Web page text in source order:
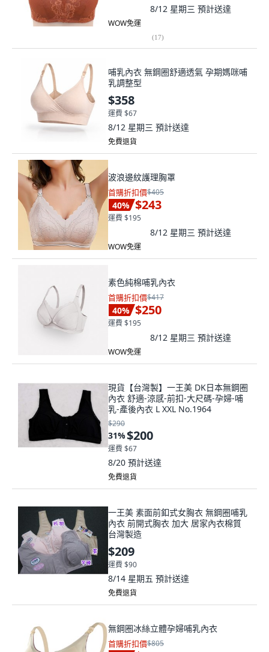
8/12 星期三 預計送達
WOW免運
(17)
哺乳內衣 無鋼圈舒適透氣 孕期媽咪哺
乳調整型
$358
運費 $67
8/12 星期三 預計送達
免費退貨
波浪邊紋護理胸罩
首購折扣價$405
40% $243
運費 $195
8/12 星期三 預計送達
WOW免運
素色純棉哺乳內衣
首購折扣價$417
40% $250
運費 $195
8/12 星期三 預計送達
WOW免運
現貨【台灣製】一王美 DK日本無鋼圈
內衣 舒適-涼感-前扣-大尺碼-孕婦-哺
乳-產後內衣 L XXL No.1964
$290
31%$200
運費 $67
8/20 預計送達
免費退貨
一王美 素面前釦式女胸衣 無鋼圈哺乳
內衣 前開式胸衣 加大 居家內衣棉質
台灣製造
$209
運費 $90
8/14 星期五 預計送達
免費退貨
無鋼圈冰絲立體孕婦哺乳內衣
首購折扣價$805